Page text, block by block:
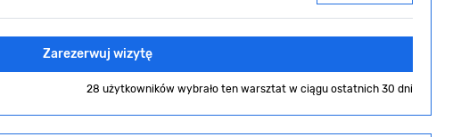
Zarezerwuj wizytę
28 użytkowników wybrało ten warsztat w ciągu ostatnich 30 dni